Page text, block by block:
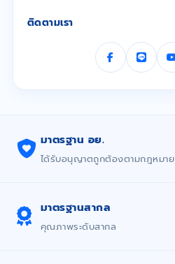
ติดตามเรา
มาตรฐาน อย.
ได้รับอนุญาตถูกต้องตามกฎหมาย
มาตรฐานสากล
คุณภาพระดับสากล